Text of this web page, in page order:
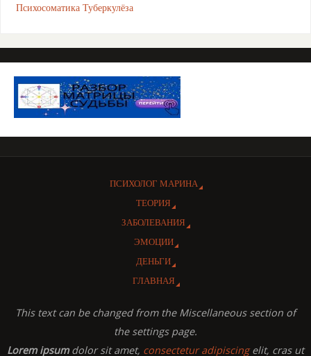
Психосоматика Туберкулёза
ПСИХОЛОГ МАРИНА
ТЕОРИЯ
ЗАБОЛЕВАНИЯ
ЭМОЦИИ
ДЕНЬГИ
ГЛАВНАЯ
This text can be changed from the Miscellaneous section of
the settings page.
Lorem ipsumdolor sit amet, consectetur adipiscingelit, cras ut